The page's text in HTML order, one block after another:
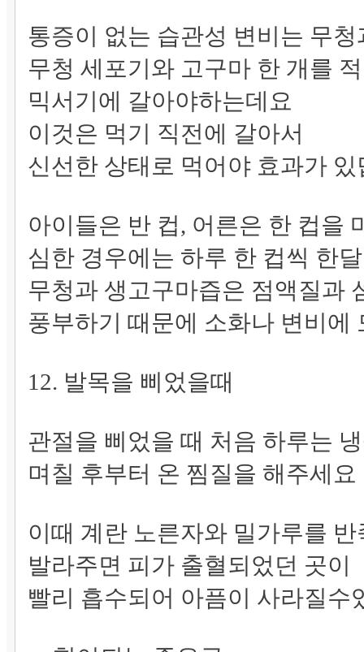
통증이 없는 습관성 변비는 무
무청 세포기와 고구마 한 개를
믹서기에 갈아야하는데요
이것은 먹기 직전에 갈아서
신선한 상태로 먹어야 효과가 있
아이들은 반 컵, 어른은 한 컵을
심한 경우에는 하루 한 컵씩 한
무청과 생고구마즙은 점액질과
풍부하기 때문에 소화나 변비에
12. 발목을 삐었을때
관절을 삐었을 때 처음 하루는
며칠 후부터 온 찜질을 해주세요
이때 계란 노른자와 밀가루를 반
발라주면 피가 출혈되었던 곳이
빨리 흡수되어 아픔이 사라질수